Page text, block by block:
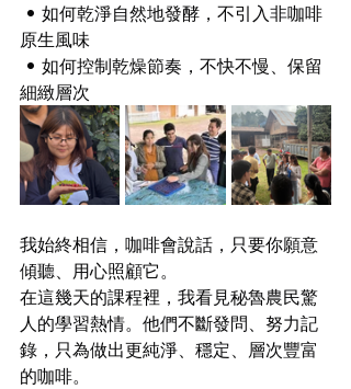
• 如何乾淨自然地發酵，不引入非咖啡
原生風味
• 如何控制乾燥節奏，不快不慢、保留
細緻層次
我始終相信，咖啡會說話，只要你願意
傾聽、用心照顧它。
在這幾天的課程裡，我看見秘魯農民驚
人的學習熱情。他們不斷發問、努力記
錄，只為做出更純淨、穩定、層次豐富
的咖啡。